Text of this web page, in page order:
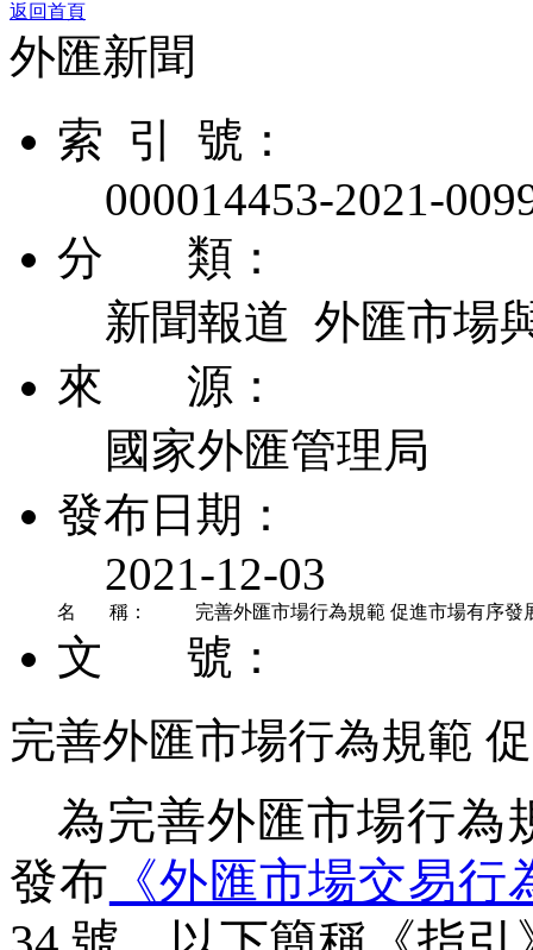
返回首頁
外匯新聞
索 引 號：
000014453-2021-
分 類：
新聞報道 外匯市場
來 源：
國家外匯管理局
發布日期：
2021-12-03
名 稱： 完善外匯市場行為規範 促進市場有序發
文 號：
完善外匯市場行為規範
為完善外匯市場行為
發布 《外匯市場交易